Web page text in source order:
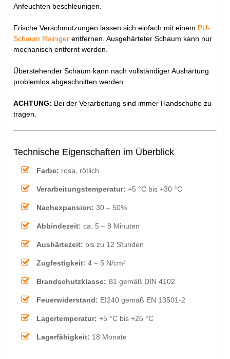
Anfeuchten beschleunigen.
Frische Verschmutzungen lassen sich einfach mit einem PU-
Schaum Reiniger entfernen. Ausgehärteter Schaum kann nur
mechanisch entfernt werden.
Überstehender Schaum kann nach vollständiger Aushärtung
problemlos abgeschnitten werden.
ACHTUNG: Bei der Verarbeitung sind immer Handschuhe zu
tragen.
Technische Eigenschaften im Überblick
Farbe: rosa, rötlich
Verarbeitungstemperatur: +5 °C bis +30 °C
Nachexpansion: 30 – 50%
Abbindezeit: ca. 5 – 8 Minuten
Aushärtezeit: bis zu 12 Stunden
Zugfestigkeit: 4 – 5 N/cm²
Brandschutzklasse: B1 gemäß DIN 4102
Feuerwiderstand: EI240 gemäß EN 13501-2
Lagertemperatur: +5 °C bis +25 °C
Lagerfähigkeit: 18 Monate